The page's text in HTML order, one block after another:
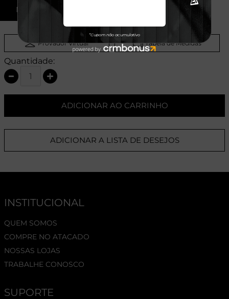
M
Provador Virtual Tabela de Medidas
Quantidade:
ADICIONAR AO CARRINHO
ADICIONAR A LISTA DE DESEJOS
INSTITUCIONAL
QUEM SOMOS
COMPRE NO ATACADO
NOSSAS LOJAS
TRABALHE CONOSCO
SUPORTE